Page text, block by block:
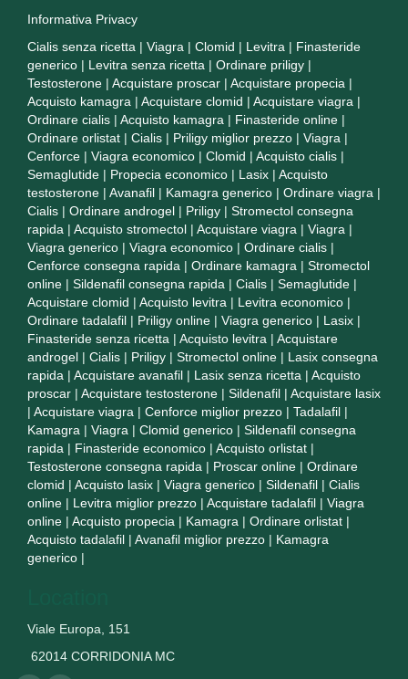
Informativa Privacy
Cialis senza ricetta | Viagra | Clomid | Levitra | Finasteride
generico | Levitra senza ricetta | Ordinare priligy |
Testosterone | Acquistare proscar | Acquistare propecia |
Acquisto kamagra | Acquistare clomid | Acquistare viagra |
Ordinare cialis | Acquisto kamagra | Finasteride online |
Ordinare orlistat | Cialis | Priligy miglior prezzo | Viagra |
Cenforce | Viagra economico | Clomid | Acquisto cialis |
Semaglutide | Propecia economico | Lasix | Acquisto
testosterone | Avanafil | Kamagra generico | Ordinare viagra |
Cialis | Ordinare androgel | Priligy | Stromectol consegna
rapida | Acquisto stromectol | Acquistare viagra | Viagra |
Viagra generico | Viagra economico | Ordinare cialis |
Cenforce consegna rapida | Ordinare kamagra | Stromectol
online | Sildenafil consegna rapida | Cialis | Semaglutide |
Acquistare clomid | Acquisto levitra | Levitra economico |
Ordinare tadalafil | Priligy online | Viagra generico | Lasix |
Finasteride senza ricetta | Acquisto levitra | Acquistare
androgel | Cialis | Priligy | Stromectol online | Lasix consegna
rapida | Acquistare avanafil | Lasix senza ricetta | Acquisto
proscar | Acquistare testosterone | Sildenafil | Acquistare lasix
| Acquistare viagra | Cenforce miglior prezzo | Tadalafil |
Kamagra | Viagra | Clomid generico | Sildenafil consegna
rapida | Finasteride economico | Acquisto orlistat |
Testosterone consegna rapida | Proscar online | Ordinare
clomid | Acquisto lasix | Viagra generico | Sildenafil | Cialis
online | Levitra miglior prezzo | Acquistare tadalafil | Viagra
online | Acquisto propecia | Kamagra | Ordinare orlistat |
Acquisto tadalafil | Avanafil miglior prezzo | Kamagra
generico |
Viale Europa, 151
62014 CORRIDONIA MC